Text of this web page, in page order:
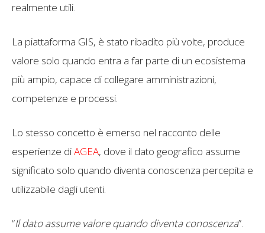
realmente utili.
La piattaforma GIS, è stato ribadito più volte, produce
valore solo quando entra a far parte di un ecosistema
più ampio, capace di collegare amministrazioni,
competenze e processi.
Lo stesso concetto è emerso nel racconto delle
esperienze diAGEA, dove il dato geografico assume
significato solo quando diventa conoscenza percepita e
utilizzabile dagli utenti.
“Il dato assume valore quando diventa conoscenza”.